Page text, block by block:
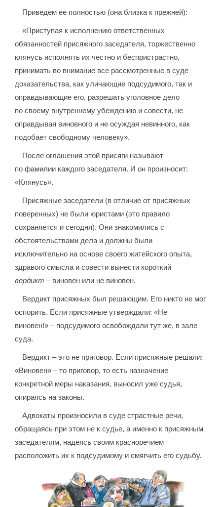
Приведем ее полностью (она близка к прежней):
«Приступая к исполнению ответственных
обязанностей присяжного заседателя, торжественно
клянусь исполнять их честно и беспристрастно,
принимать во внимание все рассмотренные в суде
доказательства, как уличающие подсудимого, так и
оправдывающие его, разрешать уголовное дело
по своему внутреннему убеждению и совести, не
оправдывая виновного и не осуждая невинного, как
подобает свободному человеку».
После оглашения этой присяги называют
по фамилии каждого заседателя. И он произносит:
«Клянусь».
Присяжные заседатели (в отличие от присяжных
поверенных) не были юристами (это правило
сохраняется и сегодня). Они знакомились с
обстоятельствами дела и должны были
исключительно на основе своего житейского опыта,
здравого смысла и совести вынести короткий
вердикт – виновен или не виновен.
Вердикт присяжных был решающим. Его никто не мог
оспорить. Если присяжные утверждали: «Не
виновен!» – подсудимого освобождали тут же, в зале
суда.
Вердикт – это не приговор. Если присяжные решали:
«Виновен» – то приговор, то есть назначение
конкретной меры наказания, выносил уже судья,
опираясь на законы.
Адвокаты произносили в суде страстные речи,
обращаясь при этом не к судье, а именно к присяжным
заседателям, надеясь своим красноречием
расположить их к подсудимому и смягчить его судьбу.